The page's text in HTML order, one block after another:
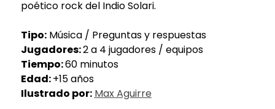
poético rock del Indio Solari.
Tipo:Música / Preguntas y respuestas
Jugadores:2 a 4 jugadores / equipos
Tiempo:60 minutos
Edad:+15 años
Ilustrado por: Max Aguirre